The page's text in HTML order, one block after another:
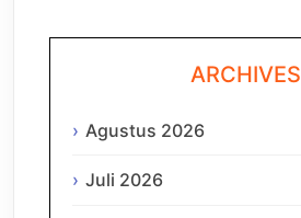
ARCHIVES
Agustus 2026
Juli 2026